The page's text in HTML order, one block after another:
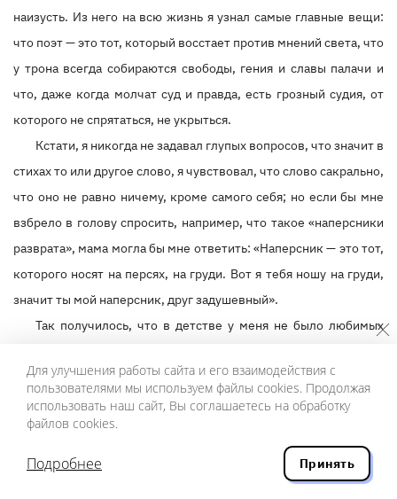
наизусть. Из него на всю жизнь я узнал самые главные вещи:
что поэт — это тот, который восстает против мнений света, что
у трона всегда собираются свободы, гения и славы палачи и
что, даже когда молчат суд и правда, есть грозный судия, от
которого не спрятаться, не укрыться.
Кстати, я никогда не задавал глупых вопросов, что значит в
стихах то или другое слово, я чувствовал, что слово сакрально,
что оно не равно ничему, кроме самого себя; но если бы мне
взбрело в голову спросить, например, что такое «наперсники
разврата», мама могла бы мне ответить: «Наперсник — это тот,
которого носят на персях, на груди. Вот я тебя ношу на груди,
значит ты мой наперсник, друг задушевный».
Так получилось, что в детстве у меня не было любимых
сказки, не было деревенской няни (которая присутствует в
воспоминаниях многих моих ровесников-москвичей), зато
была мама-певунья и книжки, которые я рано научился читать:
вот они-то, книжки, и стали моей коллективной Ариной
Для улучшения работы сайта и его взаимодействия с
пользователями мы используем файлы cookies. Продолжая
использовать наш сайт, Вы соглашаетесь на обработку
файлов cookies.
Подробнее Принять